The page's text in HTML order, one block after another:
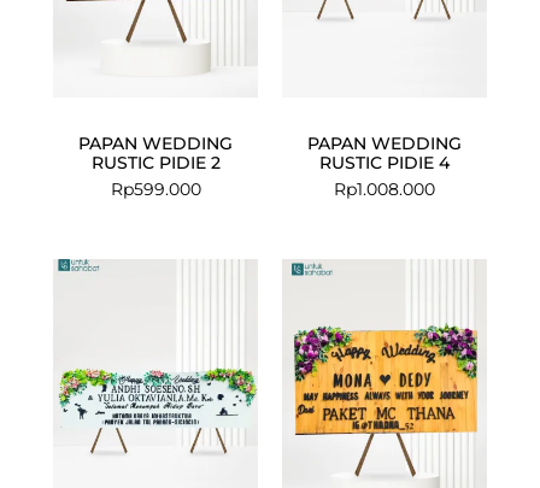
PAPAN WEDDING
RUSTIC PIDIE 2
Rp599.000
PAPAN WEDDING
RUSTIC PIDIE 4
Rp1.008.000